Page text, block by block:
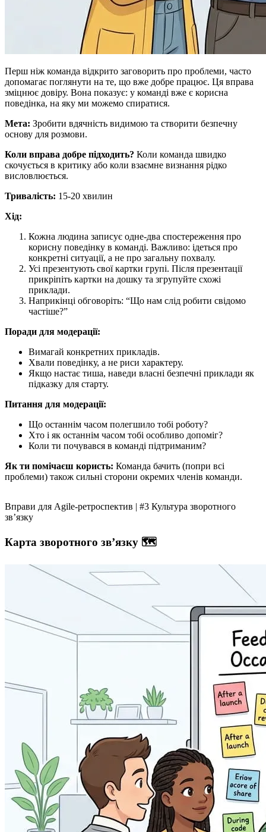
Перш ніж команда відкрито заговорить про проблеми, часто
допомагає поглянути на те, що вже добре працює. Ця вправа
зміцнює довіру. Вона показує: у команді вже є корисна
поведінка, на яку ми можемо спиратися.
Мета: Зробити вдячність видимою та створити безпечну
основу для розмови.
Коли вправа добре підходить? Коли команда швидко
скочується в критику або коли взаємне визнання рідко
висловлюється.
Тривалість: 15-20 хвилин
Хід:
Кожна людина записує одне-два спостереження про
корисну поведінку в команді. Важливо: ідеться про
конкретні ситуації, а не про загальну похвалу.
Усі презентують свої картки групі. Після презентації
прикріпіть картки на дошку та згрупуйте схожі
приклади.
Наприкінці обговоріть: “Що нам слід робити свідомо
частіше?”
Поради для модерації:
Вимагай конкретних прикладів.
Хвали поведінку, а не риси характеру.
Якщо настає тиша, наведи власні безпечні приклади як
підказку для старту.
Питання для модерації:
Що останнім часом полегшило тобі роботу?
Хто і як останнім часом тобі особливо допоміг?
Коли ти почувався в команді підтриманим?
Як ти помічаєш користь: Команда бачить (попри всі
проблеми) також сильні сторони окремих членів команди.
Вправи для Agile-ретроспектив | #3 Культура зворотного
зв’язку
Карта зворотного зв’язку 🗺️